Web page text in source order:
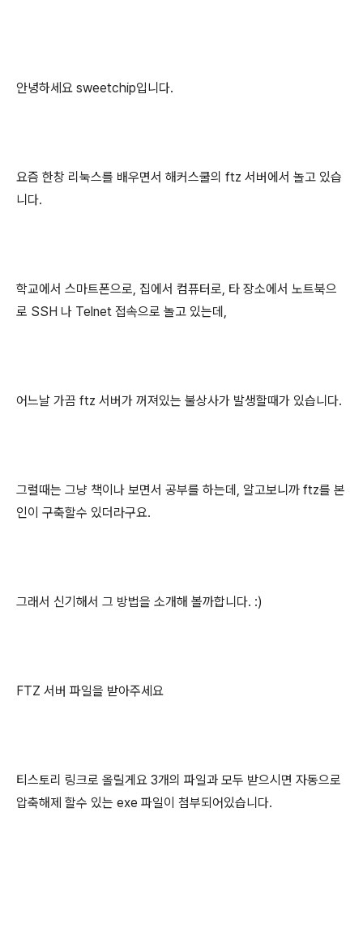
안녕하세요 sweetchip입니다.
요즘 한창 리눅스를 배우면서 해커스쿨의 ftz 서버에서 놀고 있습
니다.
학교에서 스마트폰으로, 집에서 컴퓨터로, 타 장소에서 노트북으
로 SSH 나 Telnet 접속으로 놀고 있는데,
어느날 가끔 ftz 서버가 꺼져있는 불상사가 발생할때가 있습니다.
그럴때는 그냥 책이나 보면서 공부를 하는데, 알고보니까 ftz를 본
인이 구축할수 있더라구요.
그래서 신기해서 그 방법을 소개해 볼까합니다. :)
FTZ 서버 파일을 받아주세요
티스토리 링크로 올릴게요 3개의 파일과 모두 받으시면 자동으로
압축해제 할수 있는 exe 파일이 첨부되어있습니다.